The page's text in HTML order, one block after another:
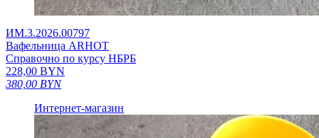
ИМ.3.2026.00797
Вафельница ARHOT
Справочно по курсу НБРБ
228,00 BYN
380,00 BYN
Интернет-магазин